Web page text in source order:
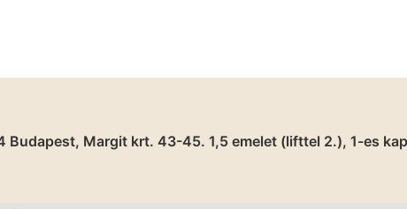
Budapest, Margit krt. 43-45. 1,5 emelet (lifttel 2.), 1-es